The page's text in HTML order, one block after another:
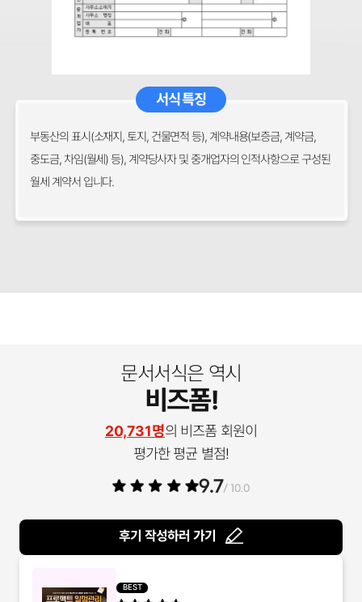
서식 특징
부동산의 표시(소재지, 토지, 건물면적 등), 계약내용(보증금, 계약금,
중도금, 차임(월세) 등), 계약당사자 및 중개업자의 인적사항으로 구성된
월세 계약서 입니다.
문서서식은 역시
비즈폼!
20,731명의 비즈폼 회원이
평가한 평균 별점!
9.7/ 10.0
후기 작성하러 가기
BEST